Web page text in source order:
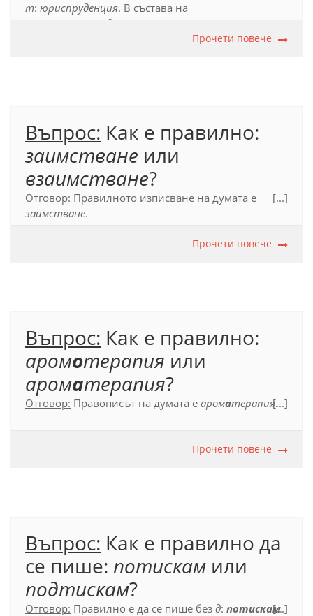
т: юриспруденция. В състава на
юриспруденция
; срв. и думите
Прочети повече
Въпрос: Как е правилно:
заимстване или
взаимстване?
Отговор: Правилното изписване на думата е
заимстване.
Официален правописен речник (2012), с. 268
[...]
Прочети повече
Въпрос: Как е правилно:
аромотерапия или
ароматерапия?
Отговор: Правописът на думата е ароматерапия.
Официален правописен речник (2012), с. 160.
[...]
Прочети повече
Въпрос: Как е правилно да
се пише: потискам или
подтискам?
Отговор: Правилно е да се пише без д: потискам.
[...]